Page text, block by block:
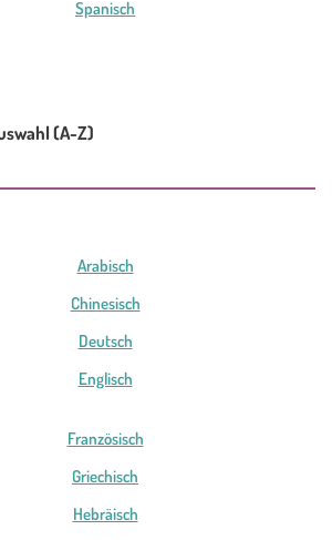
Spanisch
(A-Z)
Arabisch
Chinesisch
Deutsch
Englisch
Französisch
Griechisch
Hebräisch